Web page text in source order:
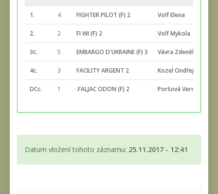
1. 4 FIGHTER PILOT (F) 2 Volf Elena
2. 2 FI WI (F) 2 Volf Mykola
3c. 5 EMBARGO D'UKRAINE (F) 3 Vávra Zdeněk
4c. 3 FACILITY ARGENT 2 Kozel Ondřej
DCc. 1 .FALJAC ODON (F) 2 Poršová Veronika
Datum vložení tohoto záznamu: 25.11.2017 - 12:41